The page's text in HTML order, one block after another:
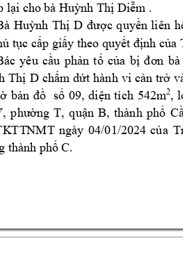
lại cho bà Huỳnh Thị Diễm .
Huỳnh Thị D được quyền liên hệ
tục cấp giấy theo quyết định của T
yêu cầu phản tố của bị đơn bà
Thị D chấm dứt hành vi cản trở và
bản đồ số 09, diện tích 542m2, lo
phường T, quận B, thành phố Cần
NMT ngày 04/01/2024 của
thành phố C.